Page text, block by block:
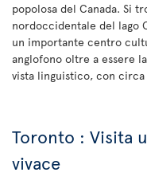
popolosa del Canada. Si
nordoccidentale del lago
un importante centro
anglofono oltre a essere
vista linguistico, con
Toronto : Visita
vivace